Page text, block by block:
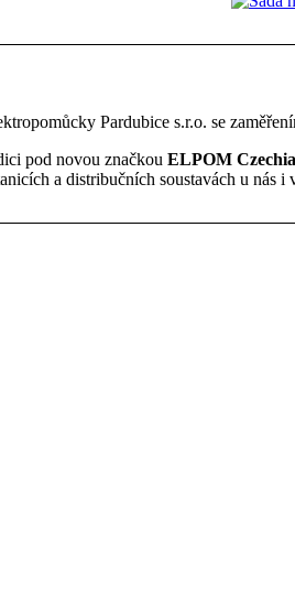
Pardubice s.r.o. se
pod novou značkou ELPOM Czechia
a distribučních soustavách u nás i